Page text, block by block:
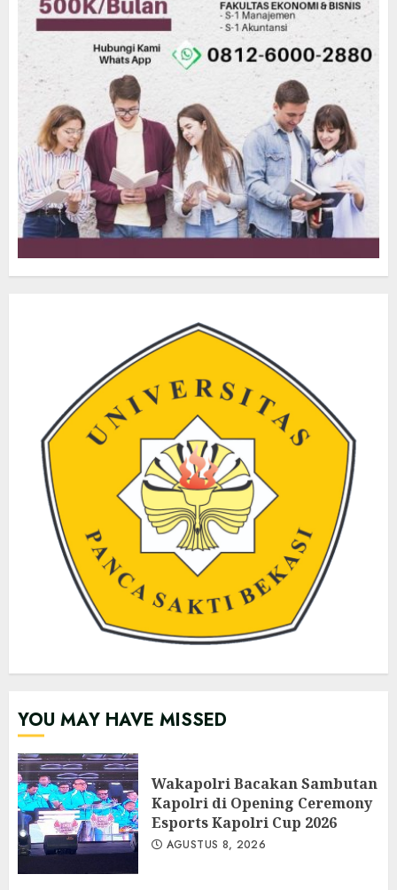
YOU MAY HAVE MISSED
Wakapolri Bacakan Sambutan
Kapolri di Opening Ceremony
Esports Kapolri Cup 2026
AGUSTUS 8, 2026